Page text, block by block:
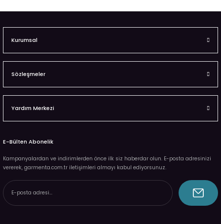
Kurumsal
Sözleşmeler
Yardım Merkezi
E-Bülten Abonelik
Kampanyalardan ve indirimlerden önce ilk siz haberdar olun. E-posta adresinizi
vererek, garmenta.com.tr iletişimleri almayı kabul ediyorsunuz.